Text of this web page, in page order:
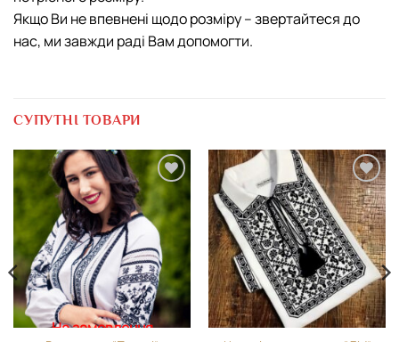
Якщо Ви не впевнені щодо розміру – звертайтеся до
нас, ми завжди раді Вам допомогти.
СУПУТНІ ТОВАРИ
Додати
виріб у
вибране
На замовлення
Додати
виріб у
вибране